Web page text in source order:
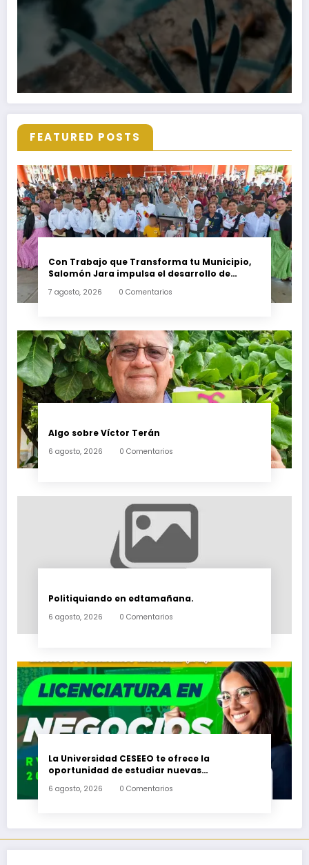
FEATURED POSTS
Con Trabajo que Transforma tu Municipio,
Salomón Jara impulsa el desarrollo de
7 agosto, 2026 0 Comentarios
Algo sobre Víctor Terán
6 agosto, 2026 0 Comentarios
Politiquiando en edtamañana.
6 agosto, 2026 0 Comentarios
La Universidad CESEEO te ofrece la
oportunidad de estudiar nuevas
Escondido, Ixtepec y en la Matriz Juchitán.
6 agosto, 2026 0 Comentarios